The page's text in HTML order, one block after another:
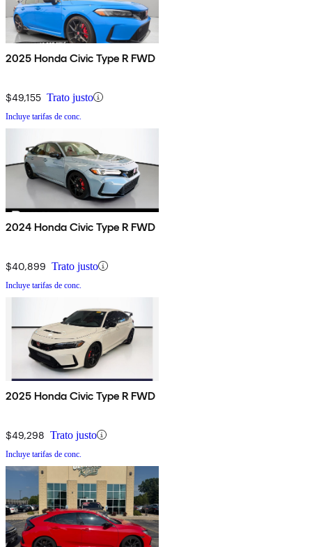
2025 Honda Civic Type R FWD
$49,155 Trato justo
Incluye tarifas de conc.
2024 Honda Civic Type R FWD
$40,899 Trato justo
Incluye tarifas de conc.
2025 Honda Civic Type R FWD
$49,298 Trato justo
Incluye tarifas de conc.